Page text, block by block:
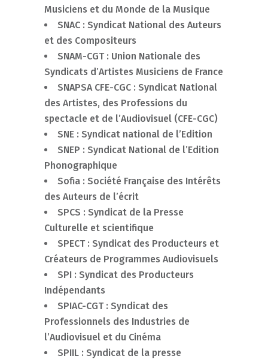
Musiciens et du Monde de la Musique
SNAC : Syndicat National des Auteurs
et des Compositeurs
SNAM-CGT : Union Nationale des
Syndicats d’Artistes Musiciens de France
SNAPSA CFE-CGC : Syndicat National
des Artistes, des Professions du
spectacle et de l’Audiovisuel (CFE-CGC)
SNE : Syndicat national de l’Edition
SNEP : Syndicat National de l’Edition
Phonographique
Sofia : Société Française des Intérêts
des Auteurs de l’écrit
SPCS : Syndicat de la Presse
Culturelle et scientifique
SPECT : Syndicat des Producteurs et
Créateurs de Programmes Audiovisuels
SPI : Syndicat des Producteurs
Indépendants
SPIAC-CGT : Syndicat des
Professionnels des Industries de
l’Audiovisuel et du Cinéma
SPIIL : Syndicat de la presse